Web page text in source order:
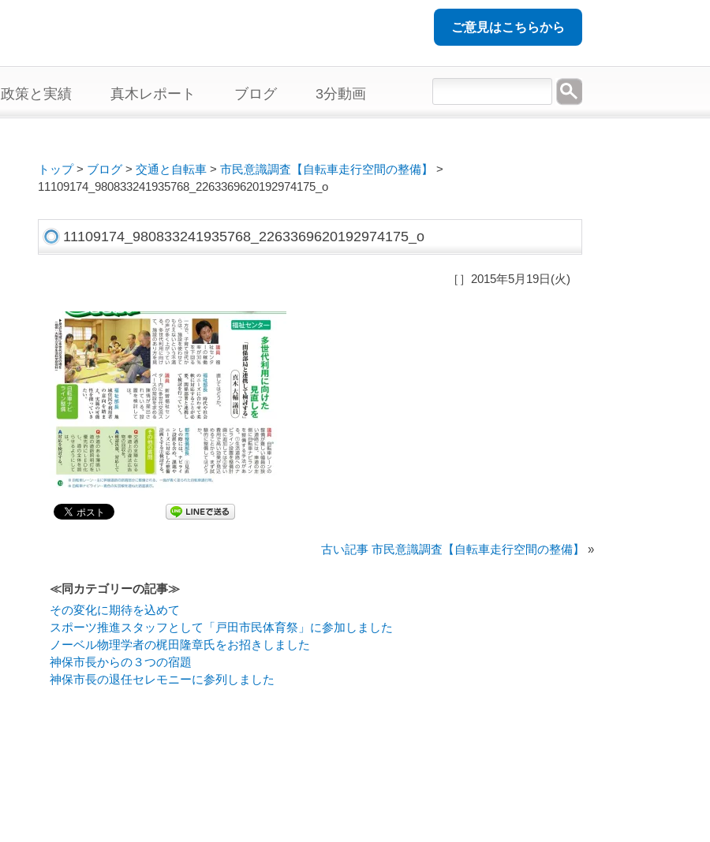
ご意見はこちらから
政策と実績 真木レポート ブログ 3分動画
トップ> ブログ > 交通と自転車 > 市民意識調査【自転車走行空間の整備】
>
11109174_980833241935768_2263369620192974175_o
11109174_980833241935768_2263369620192974175_o
［］2015年5月19日(火)
古い記事 市民意識調査【自転車走行空間の整備】 »
≪同カテゴリーの記事≫
その変化に期待を込めて
スポーツ推進スタッフとして「戸田市民体育祭」に参加しました
ノーベル物理学者の梶田隆章氏をお招きしました
神保市長からの３つの宿題
神保市長の退任セレモニーに参列しました